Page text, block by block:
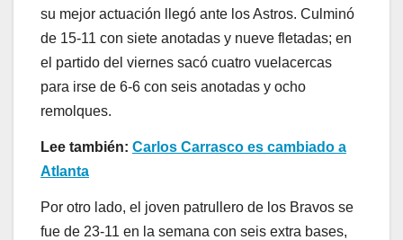
su mejor actuación llegó ante los Astros. Culminó
de 15-11 con siete anotadas y nueve fletadas; en
el partido del viernes sacó cuatro vuelacercas
para irse de 6-6 con seis anotadas y ocho
remolques.
Lee también: Carlos Carrasco es cambiado a
Atlanta
Por otro lado, el joven patrullero de los Bravos se
fue de 23-11 en la semana con seis extra bases,